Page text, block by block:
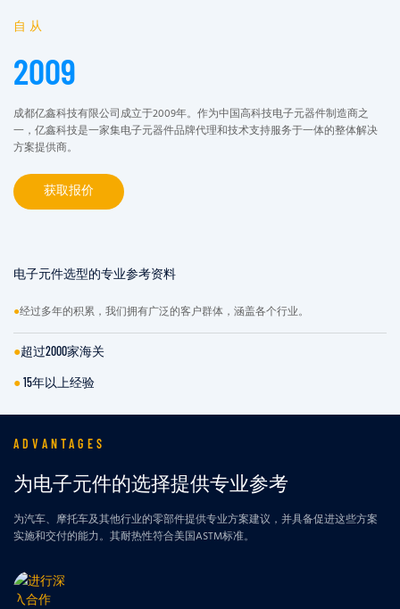
自从
2009
成都亿鑫科技有限公司成立于2009年。作为中国高科技电子元器件制造商之
一，亿鑫科技是一家集电子元器件品牌代理和技术支持服务于一体的整体解决
方案提供商。
获取报价
电子元件选型的专业参考资料
●经过多年的积累，我们拥有广泛的客户群体，涵盖各个行业。
●超过2000家海关
●15年以上经验
ADVANTAGES
为电子元件的选择提供专业参考
为汽车、摩托车及其他行业的零部件提供专业方案建议，并具备促进这些方案
实施和交付的能力。其耐热性符合美国ASTM标准。